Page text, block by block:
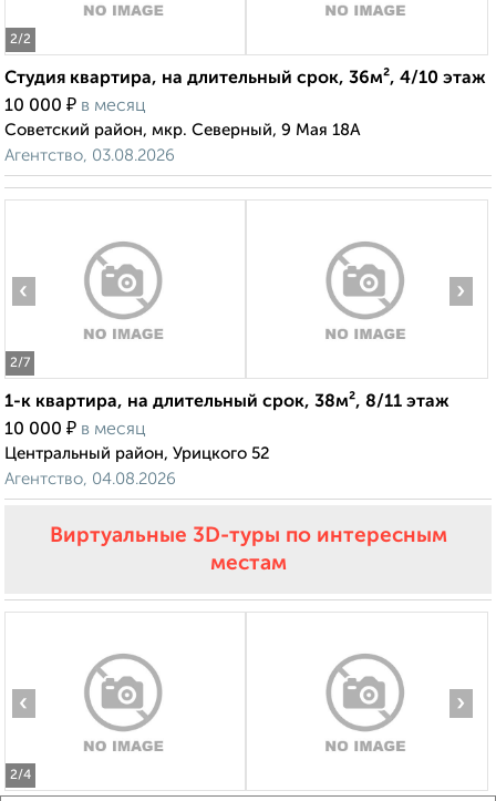
2/2
Студия квартира, на длительный срок, 36м², 4/10 этаж
10 000 ₽ в месяц
Советский район, мкр. Северный, 9 Мая 18А
Агентство, 03.08.2026
2/7
‹ ›
1-к квартира, на длительный срок, 38м², 8/11 этаж
10 000 ₽ в месяц
Центральный район, Урицкого 52
Агентство, 04.08.2026
Виртуальные 3D-туры по интересным
местам
2/4
‹ ›